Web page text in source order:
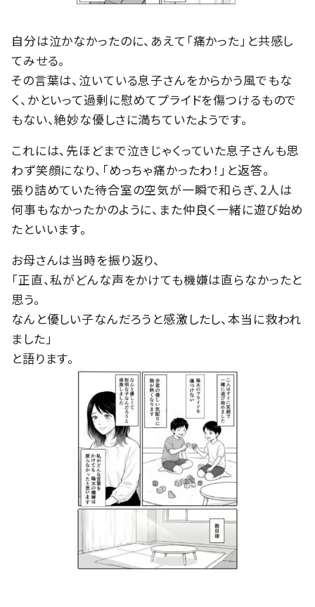
自分は泣かなかったのに、あえて「痛かった」と共感し
てみせる。
その言葉は、泣いている息子さんをからかう風でもな
く、かといって過剰に慰めてプライドを傷つけるもので
もない、絶妙な優しさに満ちていたようです。
これには、先ほどまで泣きじゃくっていた息子さんも思
わず笑顔になり、「めっちゃ痛かったわ！」と返答。
張り詰めていた待合室の空気が一瞬で和らぎ、2人は
何事もなかったかのように、また仲良く一緒に遊び始め
たといいます。
お母さんは当時を振り返り、
「正直、私がどんな声をかけても機嫌は直らなかったと
思う。
なんと優しい子なんだろうと感激したし、本当に救われ
ました」
と語ります。